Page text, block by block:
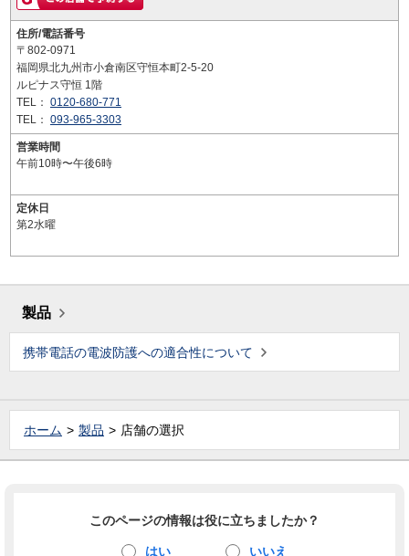
住所/電話番号
〒802-0971
福岡県北九州市小倉南区守恒本町2-5-20
ルピナス守恒 1階
TEL： 0120-680-771
TEL： 093-965-3303
営業時間
午前10時〜午後6時
定休日
第2水曜
製品
携帯電話の電波防護への適合性について
ホーム 製品 店舗の選択
このページの情報は役に立ちましたか？
はい いいえ